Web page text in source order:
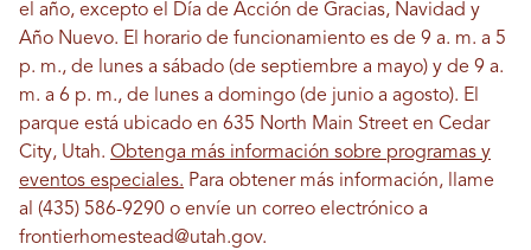
el año, excepto el Día de Acción de Gracias, Navidad y
Año Nuevo. El horario de funcionamiento es de 9 a. m. a 5
p. m., de lunes a sábado (de septiembre a mayo) y de 9 a.
m. a 6 p. m., de lunes a domingo (de junio a agosto). El
parque está ubicado en 635 North Main Street en Cedar
City, Utah. Obtenga más información sobre programas y
eventos especiales. Para obtener más información, llame
al (435) 586-9290 o envíe un correo electrónico a
frontierhomestead@utah.gov.